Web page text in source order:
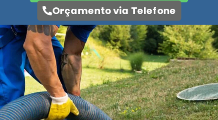
Orçamento via Telefone